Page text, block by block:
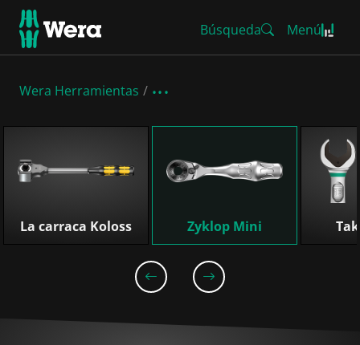
Búsqueda Menú
Wera Herramientas
La carraca Koloss Zyklop Mini